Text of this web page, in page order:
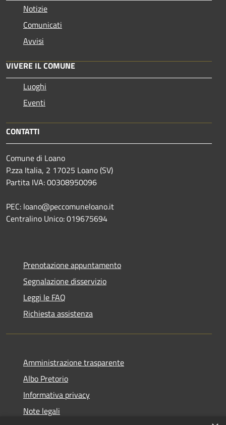
Notizie
Comunicati
Avvisi
VIVERE IL COMUNE
Luoghi
Eventi
CONTATTI
Comune di Loano
P.zza Italia, 2 17025 Loano (SV)
Partita IVA: 00308950096
PEC: loano@peccomuneloano.it
Centralino Unico: 019675694
Prenotazione appuntamento
Segnalazione disservizio
Leggi le FAQ
Richiesta assistenza
Amministrazione trasparente
Albo Pretorio
Informativa privacy
Note legali